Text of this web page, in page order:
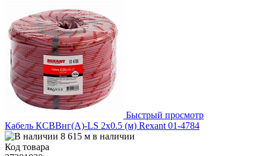
Быстрый просмотр
Кабель КСВВнг(А)-LS 2х0.5 (м) Rexant 01-4784
8 615 м в наличии
Код товара